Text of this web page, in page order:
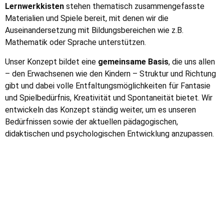
Lernwerkkisten stehen thematisch zusammengefasste
Materialien und Spiele bereit, mit denen wir die
Auseinandersetzung mit Bildungsbereichen wie z.B.
Mathematik oder Sprache unterstützen.
Unser Konzept bildet eine gemeinsame Basis, die uns allen
– den Erwachsenen wie den Kindern – Struktur und Richtung
gibt und dabei volle Entfaltungsmöglichkeiten für Fantasie
und Spielbedürfnis, Kreativität und Spontaneität bietet. Wir
entwickeln das Konzept ständig weiter, um es unseren
Bedürfnissen sowie der aktuellen pädagogischen,
didaktischen und psychologischen Entwicklung anzupassen.